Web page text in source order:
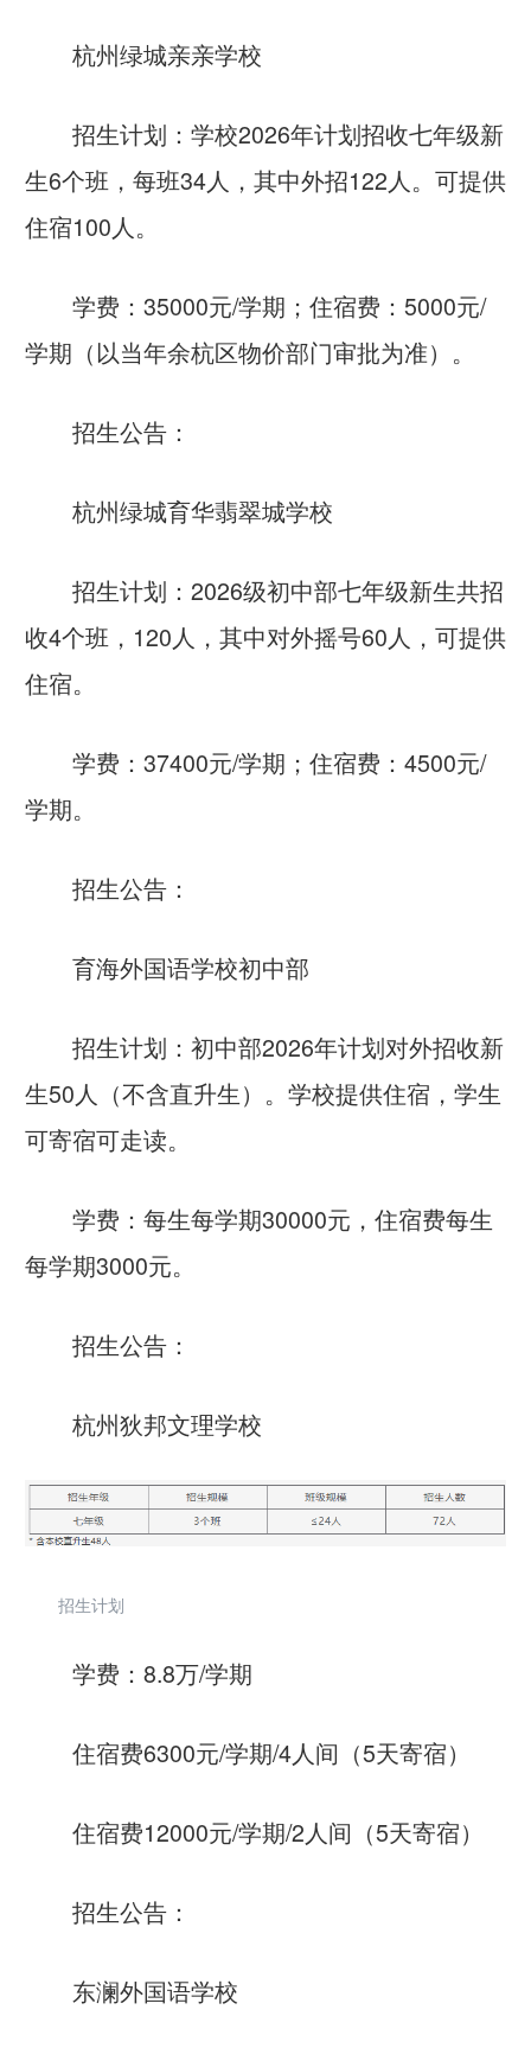
杭州绿城亲亲学校
招生计划：学校2026年计划招收七年级新
生6个班，每班34人，其中外招122人。可提供
住宿100人。
学费：35000元/学期；住宿费：5000元/
学期（以当年余杭区物价部门审批为准）。
招生公告：
杭州绿城育华翡翠城学校
招生计划：2026级初中部七年级新生共招
收4个班，120人，其中对外摇号60人，可提供
住宿。
学费：37400元/学期；住宿费：4500元/
学期。
招生公告：
育海外国语学校初中部
招生计划：初中部2026年计划对外招收新
生50人（不含直升生）。学校提供住宿，学生
可寄宿可走读。
学费：每生每学期30000元，住宿费每生
每学期3000元。
招生公告：
杭州狄邦文理学校
招生计划
学费：8.8万/学期
住宿费6300元/学期/4人间（5天寄宿）
住宿费12000元/学期/2人间（5天寄宿）
招生公告：
东澜外国语学校